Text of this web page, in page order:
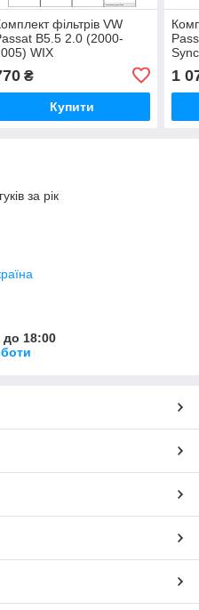
фільтрів VW
B5.5 2.0 (2000-
WIX
₴
Купити
1
за рік
до 18:00